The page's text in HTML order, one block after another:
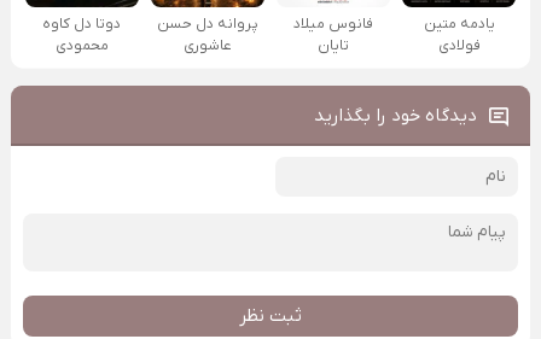
یادمه متین
فولادی
فانوس میلاد
تایان
پروانه دل حسن
عاشوری
دوتا دل کاوه
محمودی
دیدگاه خود را بگذارید
ثبت نظر